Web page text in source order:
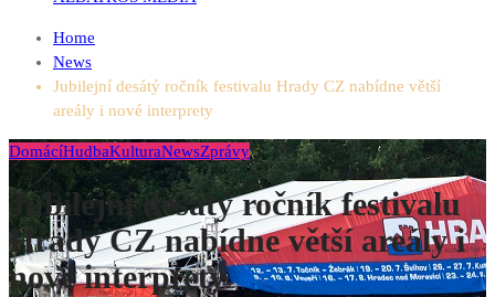
Home
News
Jubilejní desátý ročník festivalu Hrady CZ nabídne větší
areály i nové interprety
DomácíHudbaKulturaNewsZprávy
Jubilejní desátý ročník festivalu
Hrady CZ nabídne větší areály i
nové interprety